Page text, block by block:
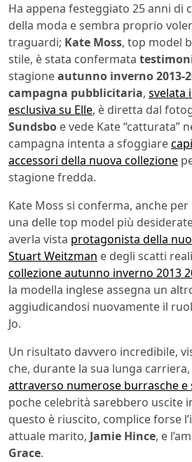
Ha appena festeggiato 25 anni di
della moda e sembra proprio
traguardi; Kate Moss, top model
stile, è stata confermata
stagioneautunno inverno 2013-
campagna pubblicitaria, svelata
esclusiva su Elle, è diretta dal
Sundsbo e vede Kate “catturata”
campagna intenta a sfoggiare
accessori della nuova collezione
stagione fredda.
Kate Moss si conferma, anche
una delle top model più
averla vista protagonista della
Stuart Weitzman e degli scatti
collezione autunno inverno 2013
la modella inglese assegna un
aggiudicandosi nuovamente il
Jo.
Un risultato davvero incredibile,
che, durante la sua lunga carriera,
attraverso numerose burrasche e
poche celebrità sarebbero uscite
questo è riuscito, complice forse
attuale marito, Jamie Hince, e
Grace.